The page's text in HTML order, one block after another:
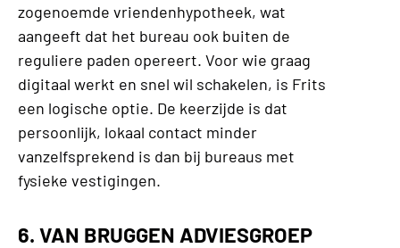
zogenoemde vriendenhypotheek, wat
aangeeft dat het bureau ook buiten de
reguliere paden opereert. Voor wie graag
digitaal werkt en snel wil schakelen, is Frits
een logische optie. De keerzijde is dat
persoonlijk, lokaal contact minder
vanzelfsprekend is dan bij bureaus met
fysieke vestigingen.
6. VAN BRUGGEN ADVIESGROEP